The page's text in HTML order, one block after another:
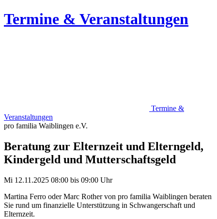
Termine & Veranstaltungen
Termine &
Veranstaltungen
pro familia Waiblingen e.V.
Beratung zur Elternzeit und Elterngeld,
Kindergeld und Mutterschaftsgeld
Mi 12.11.2025 08:00 bis 09:00 Uhr
Martina Ferro oder Marc Rother von pro familia Waiblingen beraten
Sie rund um finanzielle Unterstützung in Schwangerschaft und
Elternzeit.